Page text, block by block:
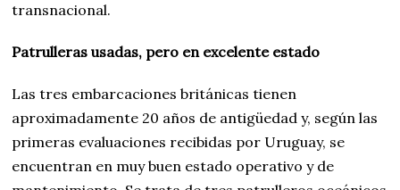
transnacional.
Patrulleras usadas, pero en excelente estado
Las tres embarcaciones británicas tienen
aproximadamente 20 años de antigüedad y, según las
primeras evaluaciones recibidas por Uruguay, se
encuentran en muy buen estado operativo y de